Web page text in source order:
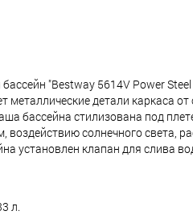
"Bestway 5614V Power
детали каркаса
бассейна стилизована под
воздействию солнечного света,
установлен клапан для слива
л.